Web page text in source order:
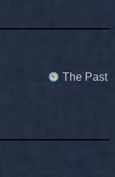
The Past